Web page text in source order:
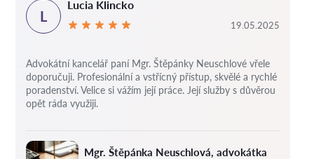
Mgr. Štěpánka Neuschlová, advokátka
L
Lucia Klincko
19.05.2025
Advokátní kancelář paní Mgr. Štěpánky Neuschlové vřele
doporučuji. Profesionální a vstřícný přístup, skvělé a rychlé
poradenství. Velice si vážím její práce. Její služby s důvěrou
opět ráda využiji.